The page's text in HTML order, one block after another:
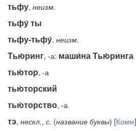
тьфу, неизм.
тьфу́ ты
тьфу-тьфу́, неизм.
Тью́ринг, -а: маши́на Тью́ринга
тью́тор, -а
тью́торский
тью́торство, -а
тэ, нескл., с. (название буквы) [Комм]